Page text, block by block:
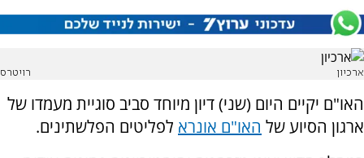
ארכיון רויטרס
האו"ם יקיים היום (שני) דיון מיוחד סביב סוגיית מעמדו של
ארגון הסיוע של האו"ם אונרא לפליטים הפלשתינים.